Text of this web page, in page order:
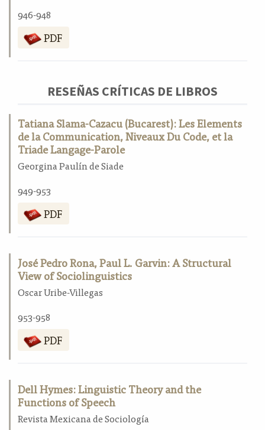
946-948
PDF
RESEÑAS CRÍTICAS DE LIBROS
Tatiana Slama-Cazacu (Bucarest): Les Elements
de la Communication, Niveaux Du Code, et la
Triade Langage-Parole
Georgina Paulín de Siade
949-953
PDF
José Pedro Rona, Paul L. Garvin: A Structural
View of Sociolinguistics
Oscar Uribe-Villegas
953-958
PDF
Dell Hymes: Linguistic Theory and the
Functions of Speech
Revista Mexicana de Sociología